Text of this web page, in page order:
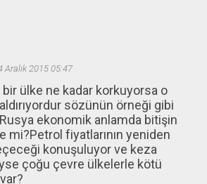
Aralık 2015 05:47
ülke ne kadar korkuyorsa o
sözünün örneği gibi
ekonomik anlamda bitişin
mi?Petrol fiyatlarının yeniden
konuşuluyor ve keza
çoğu çevre ülkelerle kötü